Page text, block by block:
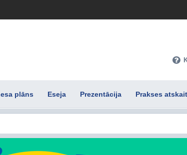
plāns Eseja Prezentācija Prakses